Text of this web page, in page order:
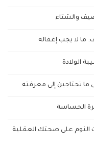
والشتاء
لا يجب إغفاله
الولادة
ما تحتاجين إلى معرفته
الحساسة
النوم على صحتك العقلية